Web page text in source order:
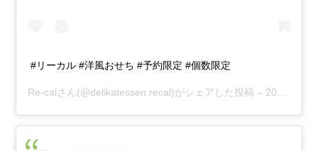
#リーカル #洋風おせち #予約限定 #個数限定
Re-calさん(@delikatessen.recal)がシェアした投稿 – 2017年 9月月30日午前7時06分PDT